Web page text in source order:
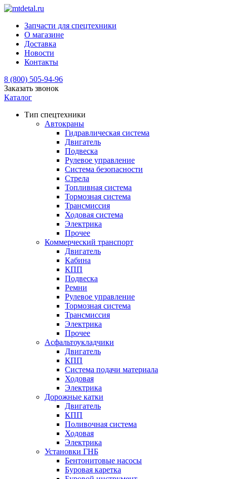
Запчасти для спецтехники
О магазине
Доставка
Новости
Контакты
8 (800) 505-94-96
Заказать звонок
Каталог
Тип спецтехники
Автокраны
Гидравлическая система
Двигатель
Подвеска
Рулевое управление
Система безопасности
Стрела
Топливная система
Тормозная система
Трансмиссия
Ходовая система
Электрика
Прочее
Коммерческий транспорт
Двигатель
Кабина
КПП
Подвеска
Ремни
Рулевое управление
Тормозная система
Трансмиссия
Электрика
Прочее
Асфальтоукладчики
Двигатель
КПП
Система подачи материала
Ходовая
Электрика
Дорожные катки
Двигатель
КПП
Поливочная система
Ходовая
Электрика
Установки ГНБ
Бентонитовые насосы
Буровая каретка